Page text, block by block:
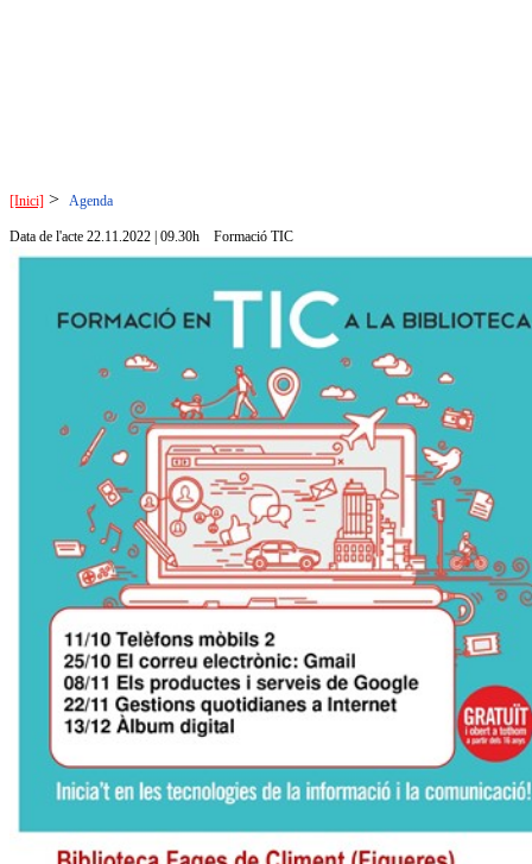
[Inici] > Agenda
Data de l'acte 22.11.2022 | 09.30h Formació TIC